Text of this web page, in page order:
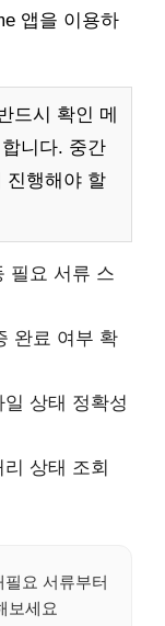
앱을 이용하
드시 확인 메
니다. 중간
진행해야 할
필요 서류 스
완료 여부 확
상태 정확성
상태 조회
요 서류부터
보세요